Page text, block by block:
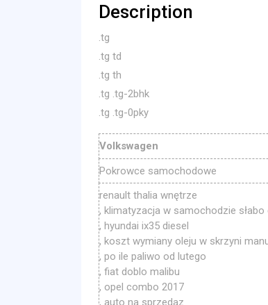
Description
.tg
.tg td
.tg th
.tg .tg-2bhk
.tg .tg-0pky
Volkswagen
Pokrowce samochodowe
renault thalia wnętrze
, klimatyzacja w samochodzie słabo
, hyundai ix35 diesel
, koszt wymiany oleju w skrzyni
, po ile paliwo od lutego
, fiat doblo malibu
, opel combo 2017
, auto na sprzedaz